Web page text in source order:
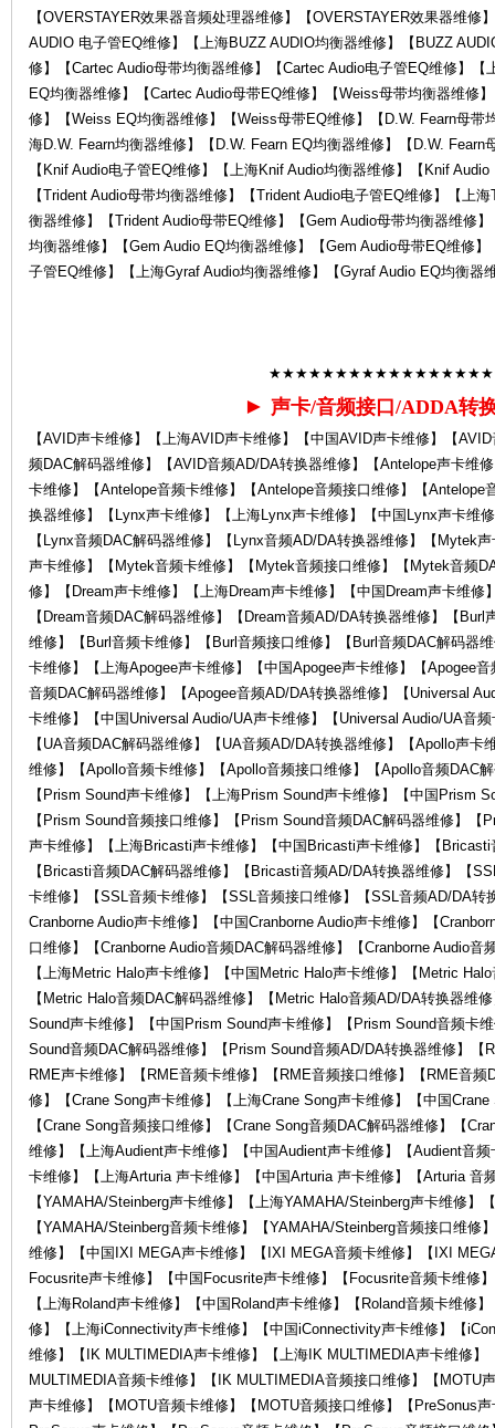
【OVERSTAYER效果器音频处理器维修】【OVERSTAYER效果器维修
AUDIO 电子管EQ维修】【上海BUZZ AUDIO均衡器维修】【BUZZ
修】【Cartec Audio母带均衡器维修】【Cartec Audio电子管EQ维修】
EQ均衡器维修】【Cartec Audio母带EQ维修】【Weiss母带均衡器维修
修】【Weiss EQ均衡器维修】【Weiss母带EQ维修】【D.W. Fearn母带
海D.W. Fearn均衡器维修】【D.W. Fearn EQ均衡器维修】【D.W.
【Knif Audio电子管EQ维修】【上海Knif Audio均衡器维修】【Knif
【Trident Audio母带均衡器维修】【Trident Audio电子管EQ维修】【上
衡器维修】【Trident Audio母带EQ维修】【Gem Audio母带均衡器维修
均衡器维修】【Gem Audio EQ均衡器维修】【Gem Audio母带EQ维修
子管EQ维修】【上海Gyraf Audio均衡器维修】【Gyraf Audio EQ均衡器
► 声卡/音频接口/ADDA转
【AVID声卡维修】【上海AVID声卡维修】【中国AVID声卡维修】【
频DAC解码器维修】【AVID音频AD/DA转换器维修】【Antelope声卡维
卡维修】【Antelope音频卡维修】【Antelope音频接口维修】【Antelope
换器维修】【Lynx声卡维修】【上海Lynx声卡维修】【中国Lynx声卡维
【Lynx音频DAC解码器维修】【Lynx音频AD/DA转换器维修】【Mytek
声卡维修】【Mytek音频卡维修】【Mytek音频接口维修】【Mytek音频
修】【Dream声卡维修】【上海Dream声卡维修】【中国Dream声卡维
【Dream音频DAC解码器维修】【Dream音频AD/DA转换器维修】【
维修】【Burl音频卡维修】【Burl音频接口维修】【Burl音频DAC解码器
卡维修】【上海Apogee声卡维修】【中国Apogee声卡维修】【Apogee
音频DAC解码器维修】【Apogee音频AD/DA转换器维修】【Universal
卡维修】【中国Universal Audio/UA声卡维修】【Universal Audio/UA音
【UA音频DAC解码器维修】【UA音频AD/DA转换器维修】【Apollo声
维修】【Apollo音频卡维修】【Apollo音频接口维修】【Apollo音频DAC
【Prism Sound声卡维修】【上海Prism Sound声卡维修】【中国Prism
【Prism Sound音频接口维修】【Prism Sound音频DAC解码器维修】
声卡维修】【上海Bricasti声卡维修】【中国Bricasti声卡维修】【
【Bricasti音频DAC解码器维修】【Bricasti音频AD/DA转换器维修】【
卡维修】【SSL音频卡维修】【SSL音频接口维修】【SSL音频AD/DA转
Cranborne Audio声卡维修】【中国Cranborne Audio声卡维修】【
口维修】【Cranborne Audio音频DAC解码器维修】【Cranborne Audio
【上海Metric Halo声卡维修】【中国Metric Halo声卡维修】【Metric
【Metric Halo音频DAC解码器维修】【Metric Halo音频AD/DA转换器维
Sound声卡维修】【中国Prism Sound声卡维修】【Prism Sound音频卡
Sound音频DAC解码器维修】【Prism Sound音频AD/DA转换器维修】【
RME声卡维修】【RME音频卡维修】【RME音频接口维修】【RME音
修】【Crane Song声卡维修】【上海Crane Song声卡维修】【中国
【Crane Song音频接口维修】【Crane Song音频DAC解码器维修】【
维修】【上海Audient声卡维修】【中国Audient声卡维修】【Audient音
卡维修】【上海Arturia 声卡维修】【中国Arturia 声卡维修】【Arturia 音
【YAMAHA/Steinberg声卡维修】【上海YAMAHA/Steinberg声卡维修】
【YAMAHA/Steinberg音频卡维修】【YAMAHA/Steinberg音频接口维
维修】【中国IXI MEGA声卡维修】【IXI MEGA音频卡维修】【IXI
Focusrite声卡维修】【中国Focusrite声卡维修】【Focusrite音频卡维修
【上海Roland声卡维修】【中国Roland声卡维修】【Roland音频卡维修
修】【上海iConnectivity声卡维修】【中国iConnectivity声卡维修】【
维修】【IK MULTIMEDIA声卡维修】【上海IK MULTIMEDIA声卡维修
MULTIMEDIA音频卡维修】【IK MULTIMEDIA音频接口维修】【MOTU
声卡维修】【MOTU音频卡维修】【MOTU音频接口维修】【PreSonus